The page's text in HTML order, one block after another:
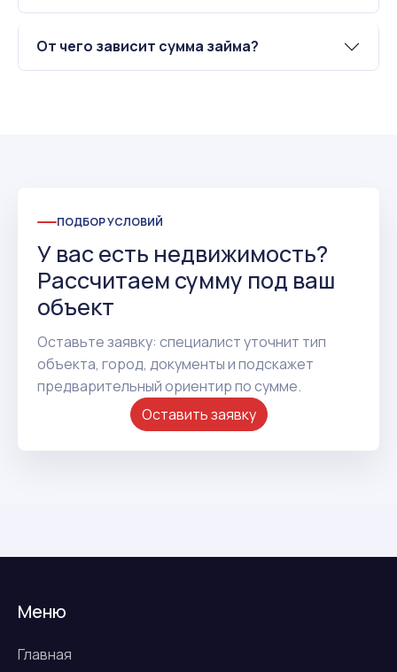
От чего зависит сумма займа?
ПОДБОР УСЛОВИЙ
У вас есть недвижимость?
Рассчитаем сумму под ваш
объект
Оставьте заявку: специалист уточнит тип
объекта, город, документы и подскажет
предварительный ориентир по сумме.
Оставить заявку
Меню
Главная